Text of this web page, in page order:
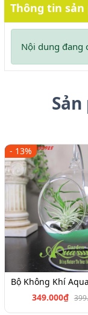
Thông tin sản
Nội dung đang
- 13%
349.000₫